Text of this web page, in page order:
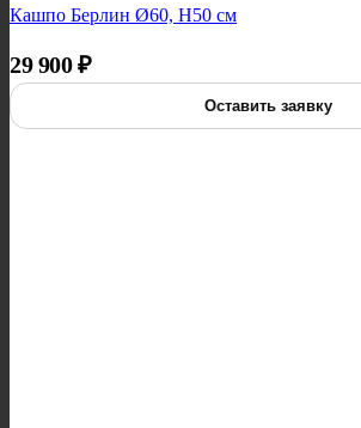
Кашпо Берлин Ø60, H50 см
29 900₽
Оставить заявку